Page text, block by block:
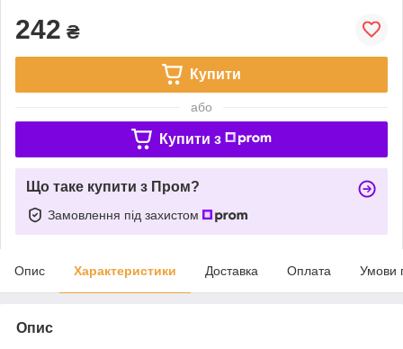
242 ₴
Купити
або
Купити з
Що таке купити з Пром?
Замовлення під захистом
Опис Характеристики Доставка Оплата Умови
Опис